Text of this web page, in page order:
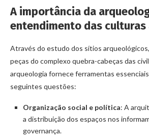
A importância da
entendimento das culturas
Através do estudo dos sítios
peças do complexo quebra-cabeças das
arqueologia fornece ferramentas
seguintes questões:
Organização social e política: A
a distribuição dos espaços nos
governança.